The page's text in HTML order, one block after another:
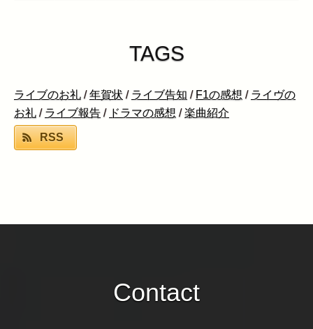
TAGS
ライブのお礼 /年賀状 / ライブ告知 / F1の感想 / ライヴの
お礼 / ライブ報告 / ドラマの感想 /楽曲紹介
RSS
Contact